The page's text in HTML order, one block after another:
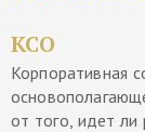
КСО
Корпоративная
от того, идет ли